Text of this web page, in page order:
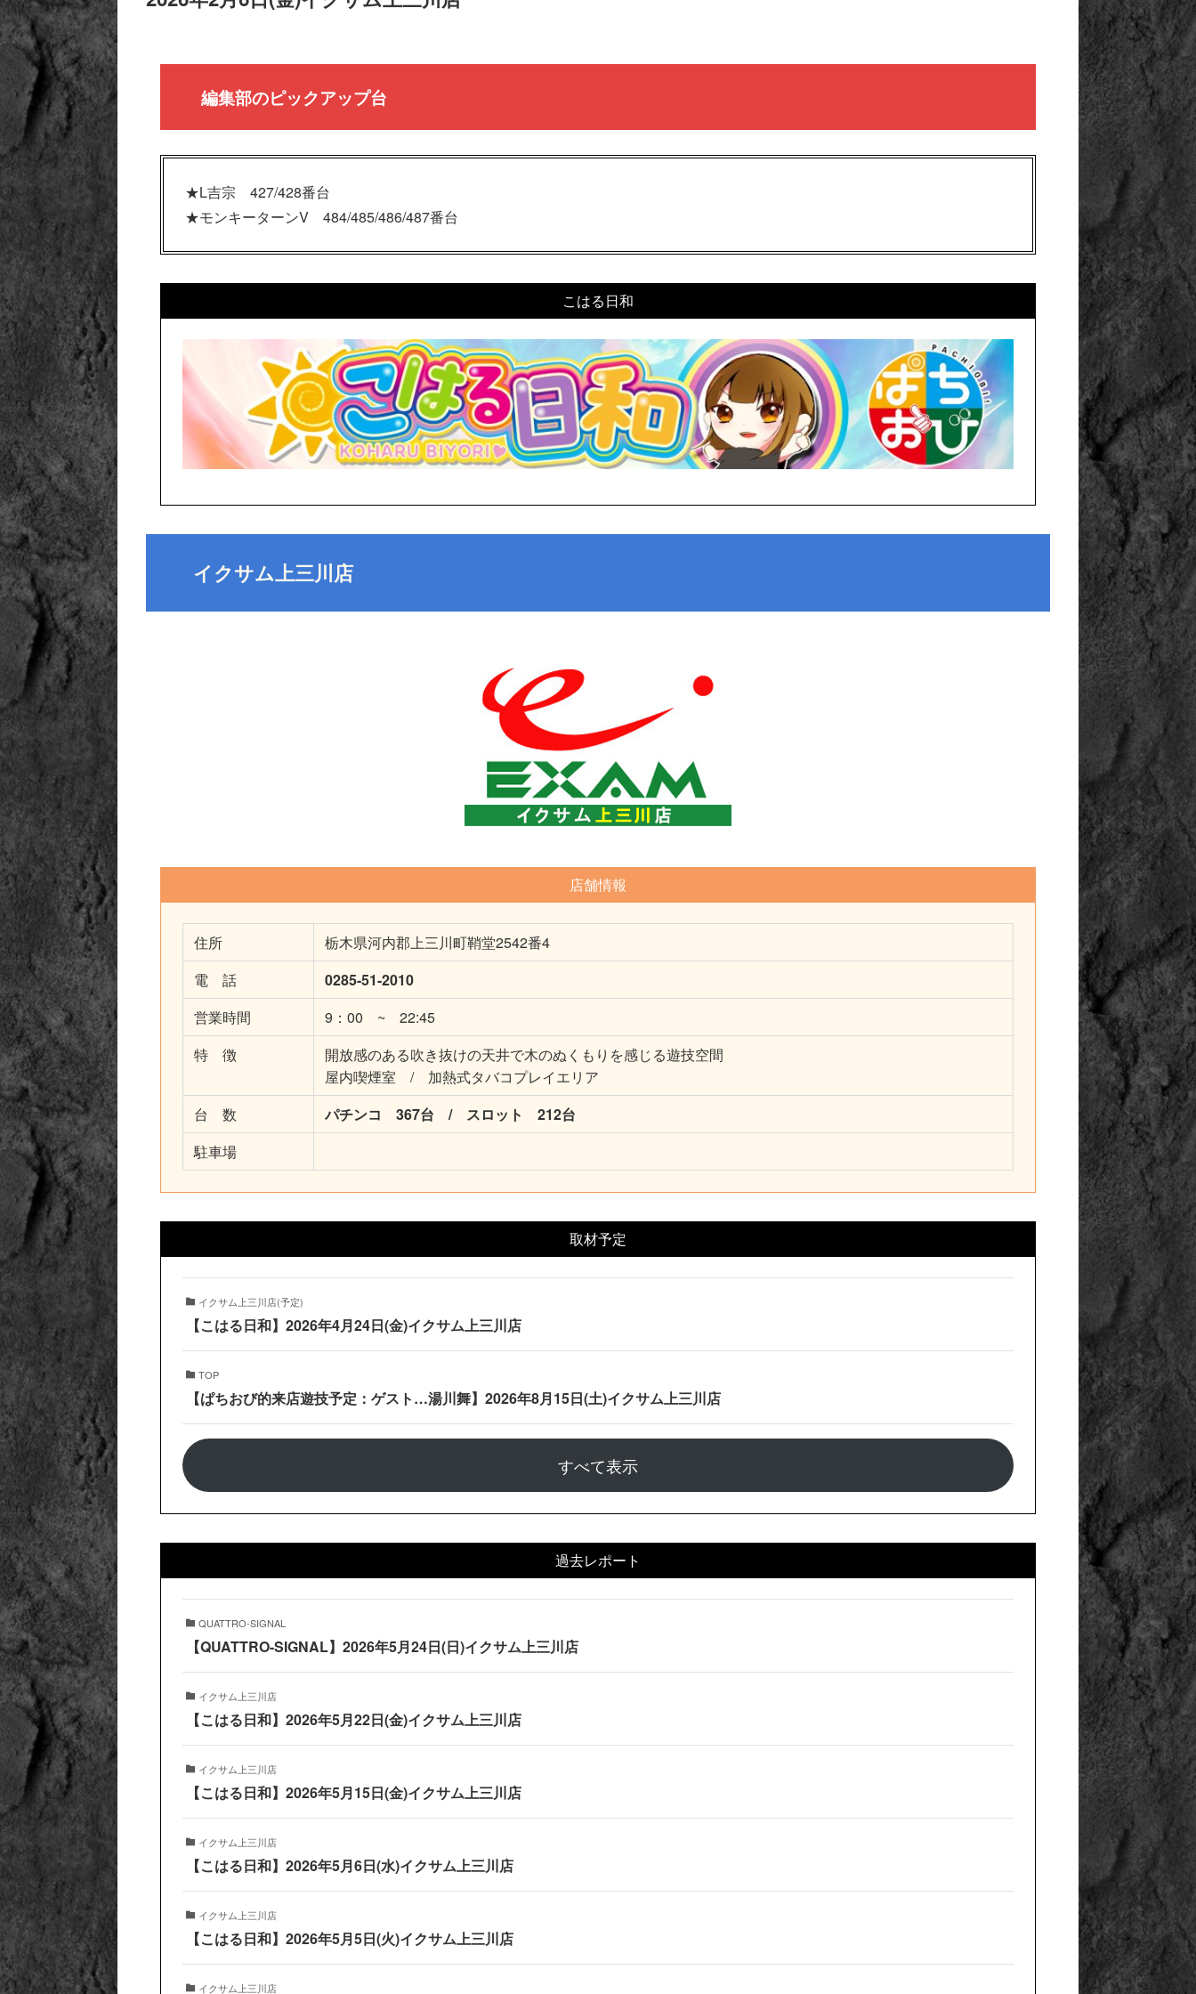
編集部のピックアップ台
★L吉宗 427/428番台
★モンキーターンV 484/485/486/487番台
こはる日和
イクサム上三川店
店舗情報
住所
栃木県河内郡上三川町鞘堂2542番4
電 話
0285-51-2010
営業時間
9：00 ~ 22:45
特 徴
開放感のある吹き抜けの天井で木のぬくもりを感じる遊技空間
屋内喫煙室 / 加熱式タバコプレイエリア
台 数
パチンコ 367台 / スロット 212台
駐車場
取材予定
イクサム上三川店(予定)
【こはる日和】2026年4月24日(金)イクサム上三川店
TOP
【ぱちおび的来店遊技予定：ゲスト…湯川舞】2026年8月15日(土)イクサム上三川店
すべて表示
過去レポート
QUATTRO-SIGNAL
【QUATTRO-SIGNAL】2026年5月24日(日)イクサム上三川店
イクサム上三川店
【こはる日和】2026年5月22日(金)イクサム上三川店
イクサム上三川店
【こはる日和】2026年5月15日(金)イクサム上三川店
イクサム上三川店
【こはる日和】2026年5月6日(水)イクサム上三川店
イクサム上三川店
【こはる日和】2026年5月5日(火)イクサム上三川店
イクサム上三川店